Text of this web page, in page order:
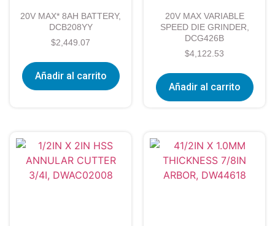
20V MAX* 8AH BATTERY,
DCB208YY
$2,449.07
Añadir al carrito
20V MAX VARIABLE
SPEED DIE GRINDER,
DCG426B
$4,122.53
Añadir al carrito